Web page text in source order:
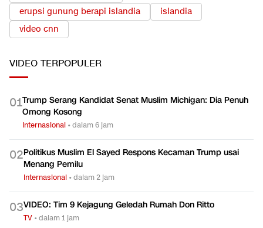
erupsi gunung berapi islandia
islandia
video cnn
VIDEO TERPOPULER
01Trump Serang Kandidat Senat Muslim Michigan: Dia Penuh
Omong Kosong
Internasional •dalam 6 jam
02Politikus Muslim El Sayed Respons Kecaman Trump usai
Menang Pemilu
Internasional •dalam 2 jam
03VIDEO: Tim 9 Kejagung Geledah Rumah Don Ritto
TV •dalam 1 jam